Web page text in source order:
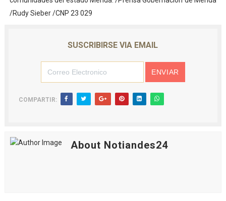
/Rudy Sieber /CNP 23 029
SUSCRIBIRSE VIA EMAIL
COMPARTIR:
About Notiandes24